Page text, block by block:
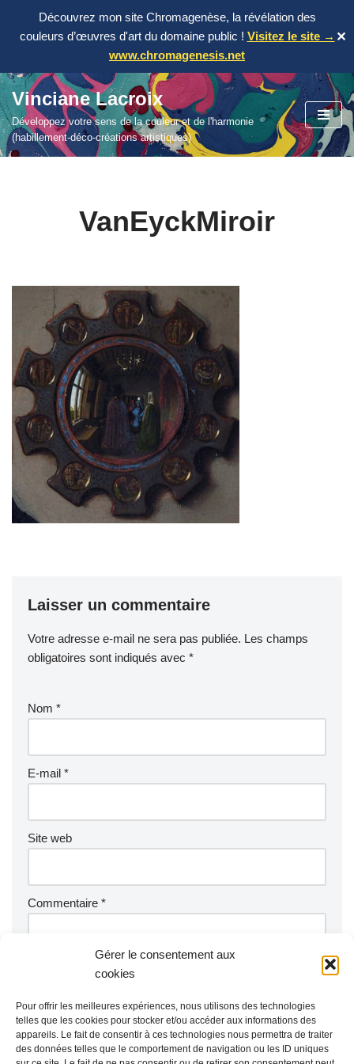
Gérer le consentement aux
cookies
Pour offrir les meilleures expériences, nous utilisons des technologies
telles que les cookies pour stocker et/ou accéder aux informations des
appareils. Le fait de consentir à ces technologies nous permettra de traiter
des données telles que le comportement de navigation ou les ID uniques
Découvrez mon site Chromagenèse, la révélation des
couleurs d’œuvres d'art du domaine public ! Visitez le site →
www.chromagenesis.net
✕
Aller
au
contenu
Vinciane Lacroix
Développez votre sens de la couleur et de l'harmonie
(habillement-déco-créations artistiques)
VanEyckMiroir
Laisser un commentaire
Votre adresse e-mail ne sera pas publiée. Les champs
obligatoires sont indiqués avec *
Nom *
E-mail *
Site web
Commentaire *